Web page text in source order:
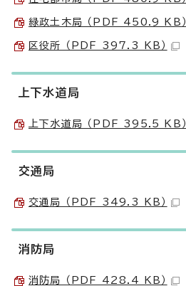
緑政土木局 （PDF 450.9 KB）
区役所 （PDF 397.3 KB）
上下水道局
上下水道局 （PDF 395.5 KB）
交通局
交通局 （PDF 349.3 KB）
消防局
消防局 （PDF 428.4 KB）